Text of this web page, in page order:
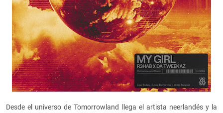
Desde el universo de Tomorrowland llega el artista neerlandés y la